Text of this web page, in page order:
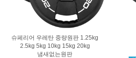
슈페리어 우레탄 중량원판 1.25kg
2.5kg 5kg 10kg 15kg 20kg
냄새없는원판